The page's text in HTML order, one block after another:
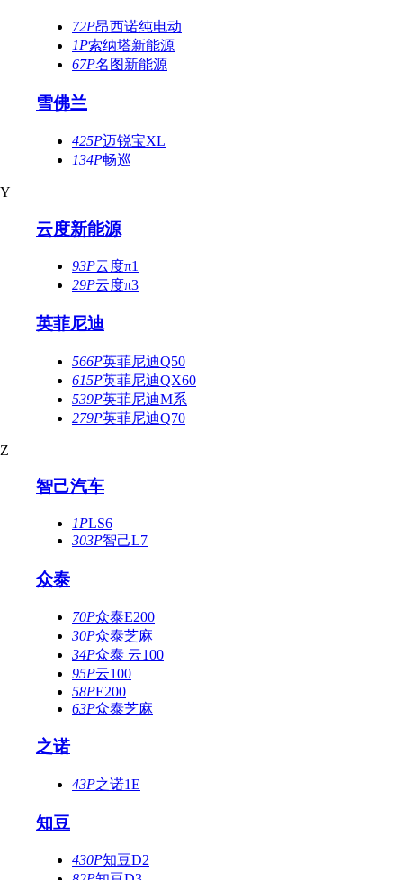
72P昂西诺纯电动
1P索纳塔新能源
67P名图新能源
雪佛兰
425P迈锐宝XL
134P畅巡
Y
云度新能源
93P云度π1
29P云度π3
英菲尼迪
566P英菲尼迪Q50
615P英菲尼迪QX60
539P英菲尼迪M系
279P英菲尼迪Q70
Z
智己汽车
1PLS6
303P智己L7
众泰
70P众泰E200
30P众泰芝麻
34P众泰 云100
95P云100
58PE200
63P众泰芝麻
之诺
43P之诺1E
知豆
430P知豆D2